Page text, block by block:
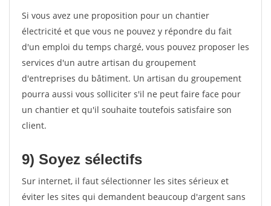
Si vous avez une proposition pour un chantier
électricité et que vous ne pouvez y répondre du fait
d'un emploi du temps chargé, vous pouvez proposer les
services d'un autre artisan du groupement
d'entreprises du bâtiment. Un artisan du groupement
pourra aussi vous solliciter s'il ne peut faire face pour
un chantier et qu'il souhaite toutefois satisfaire son
client.
9) Soyez sélectifs
Sur internet, il faut sélectionner les sites sérieux et
éviter les sites qui demandent beaucoup d'argent sans